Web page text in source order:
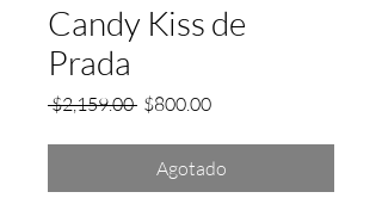
Candy Kiss de
Prada
$2,159.00 Precio
$800.00Precio
oferta
Agotado